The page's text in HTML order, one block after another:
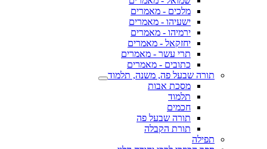
מלכים - מאמרים
ישעיהו - מאמרים
ירמיהו - מאמרים
יחזקאל - מאמרים
תרי עשר - מאמרים
כתובים - מאמרים
תורה שבעל פה, משנה, תלמוד
מסכת אבות
תלמוד
חכמים
תורה שבעל פה
תורת הקבלה
תפילה